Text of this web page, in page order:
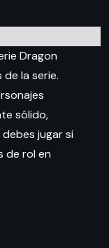
Dragon
la serie.
sólido,
jugar si
de rol en